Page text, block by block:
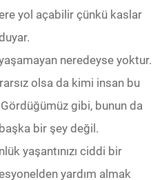
yol açabilir çünkü kaslar
neredeyse yoktur.
olsa da kimi insan bu
gibi, bunun da
başka bir şey değil.
yaşantınızı ciddi bir
yardım almak